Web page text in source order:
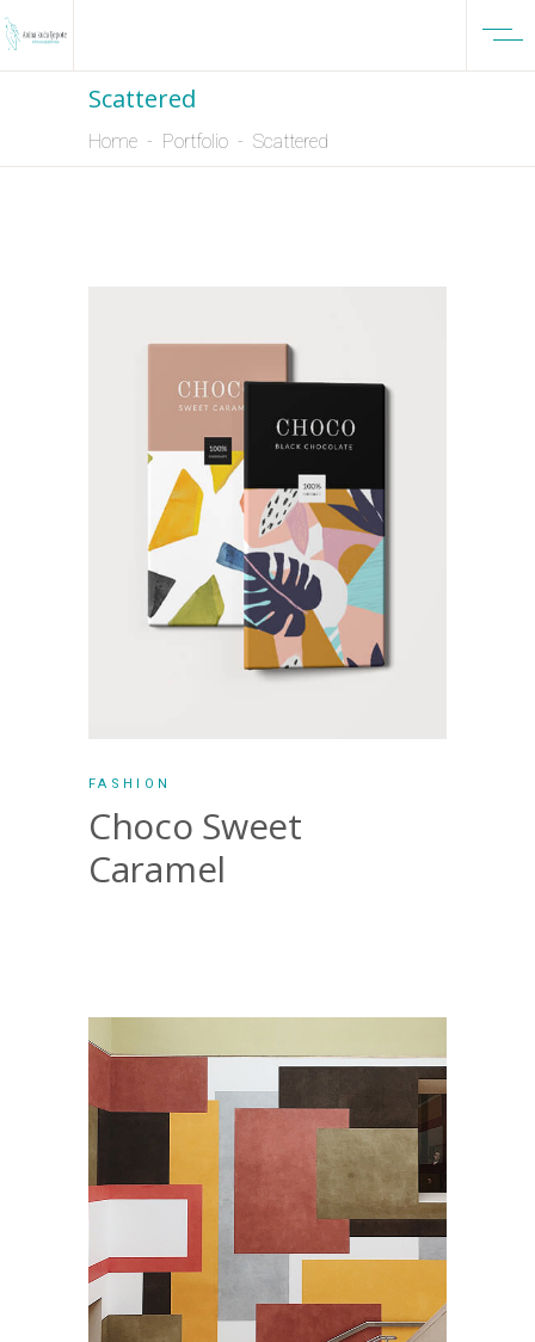
Scattered
Home - Portfolio - Scattered
FASHION
Choco Sweet
Caramel